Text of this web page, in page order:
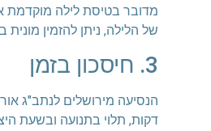
מדובר בטיסת לילה מוקדמת
של הלילה, ניתן להזמין
3. חיסכון בזמן
דקות, תלוי בתנועה ובשעת